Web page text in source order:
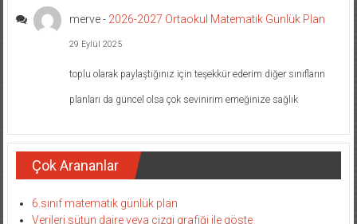
merve- 2026-2027 Ortaokul Matematik Günlük Plan
29 Eylül 2025
toplu olarak paylaştığınız için teşekkür ederim diğer sınıfların
planları da güncel olsa çok sevinirim emeğinize sağlık
Çok Arananlar
6.sınıf matematik günlük plan
Verileri sütun daire veya çizgi grafiği ile göste